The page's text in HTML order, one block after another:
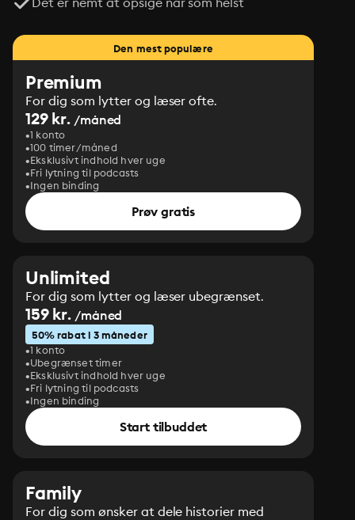
Den mest populære
Premium
For dig som lytter og læser ofte.
129 kr. /måned
1 konto
100 timer/måned
Eksklusivt indhold hver uge
Fri lytning til podcasts
Ingen binding
Prøv gratis
Unlimited
For dig som lytter og læser ubegrænset.
159 kr. /måned
50% rabat i 3 måneder
1 konto
Ubegrænset timer
Eksklusivt indhold hver uge
Fri lytning til podcasts
Ingen binding
Start tilbuddet
Family
For dig som ønsker at dele historier med